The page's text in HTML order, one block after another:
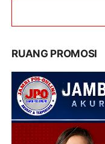
RUANG PROMOSI